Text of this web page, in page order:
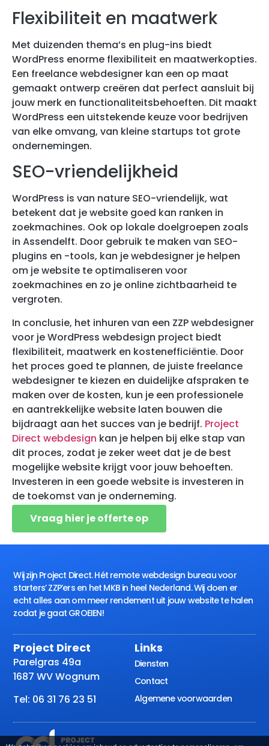
Flexibiliteit en maatwerk
Met duizenden thema’s en plug-ins biedt
WordPress enorme flexibiliteit en maatwerkopties.
Een freelance webdesigner kan een op maat
gemaakt ontwerp creëren dat perfect aansluit bij
jouw merk en functionaliteitsbehoeften. Dit maakt
WordPress een uitstekende keuze voor bedrijven
van elke omvang, van kleine startups tot grote
ondernemingen.
SEO-vriendelijkheid
WordPress is van nature SEO-vriendelijk, wat
betekent dat je website goed kan ranken in
zoekmachines. Ook op lokale doelgroepen zoals
in Assendelft. Door gebruik te maken van SEO-
plugins en -tools, kan je webdesigner je helpen
om je website te optimaliseren voor
zoekmachines en zo je online zichtbaarheid te
vergroten.
In conclusie, het inhuren van een ZZP webdesigner
voor je WordPress webdesign project biedt
flexibiliteit, maatwerk en kostenefficiëntie. Door
het proces goed te plannen, de juiste freelance
webdesigner te kiezen en duidelijke afspraken te
maken over de kosten, kun je een professionele
en aantrekkelijke website laten bouwen die
bijdraagt aan het succes van je bedrijf. Project
Direct webdesign kan je helpen bij elke stap van
dit proces, zodat je zeker weet dat je de best
mogelijke website krijgt voor jouw behoeften.
Investeren in een goede website is investeren in
de toekomst van je onderneming.
Vraag hier je offerte op
Wij zijn Project Direct. Hét remote webdesign bureau voor
starters’ ZZP’ers en het MKB in heel Nederland. Wij doen er
echt alles aan om meer rendement uit jouw website te halen
zodat je gaat GROEIEN!
Project Direct
Parelgras 49a
1687 WV Wognum
Tel: 06 31 76 23 51
Links
Diensten
Contact
Algemene voorwaarden